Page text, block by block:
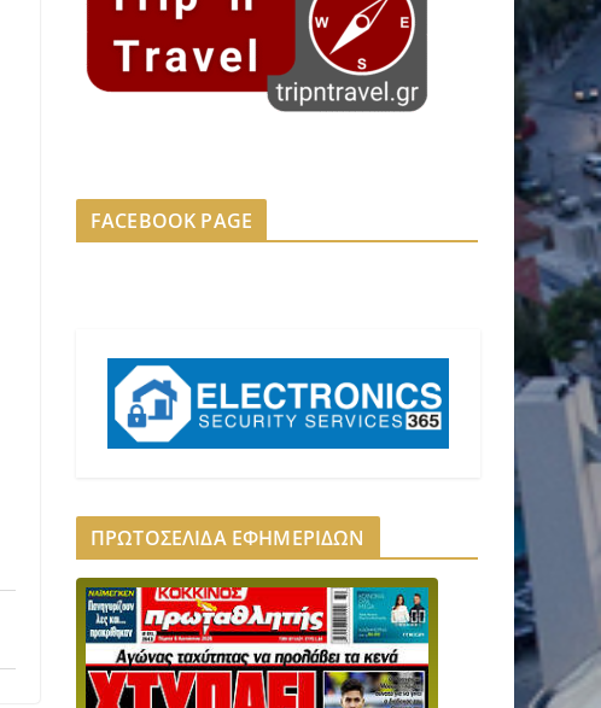
FACEBOOK PAGE
ΠΡΩΤΟΣΕΛΙΔΑ ΕΦΗΜΕΡΙΔΩΝ